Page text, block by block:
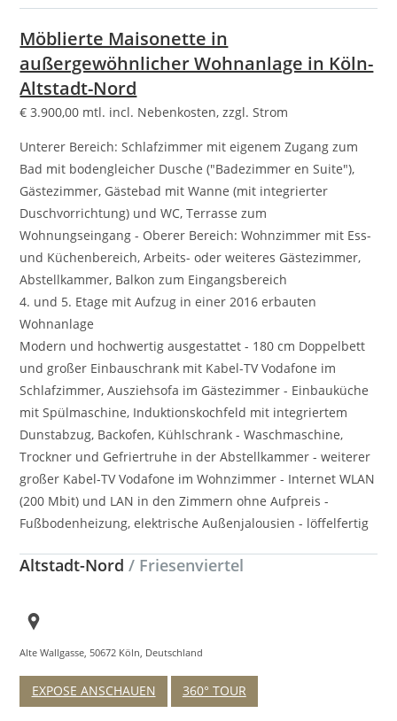
Möblierte Maisonette in
außergewöhnlicher Wohnanlage in Köln-
Altstadt-Nord
€3.900,00 mtl. incl. Nebenkosten, zzgl. Strom
Unterer Bereich: Schlafzimmer mit eigenem Zugang zum
Bad mit bodengleicher Dusche ("Badezimmer en Suite"),
Gästezimmer, Gästebad mit Wanne (mit integrierter
Duschvorrichtung) und WC, Terrasse zum
Wohnungseingang - Oberer Bereich: Wohnzimmer mit Ess-
und Küchenbereich, Arbeits- oder weiteres Gästezimmer,
Abstellkammer, Balkon zum Eingangsbereich
4. und 5. Etage mit Aufzug in einer 2016 erbauten
Wohnanlage
Modern und hochwertig ausgestattet - 180 cm Doppelbett
und großer Einbauschrank mit Kabel-TV Vodafone im
Schlafzimmer, Ausziehsofa im Gästezimmer - Einbauküche
mit Spülmaschine, Induktionskochfeld mit integriertem
Dunstabzug, Backofen, Kühlschrank - Waschmaschine,
Trockner und Gefriertruhe in der Abstellkammer - weiterer
großer Kabel-TV Vodafone im Wohnzimmer - Internet WLAN
(200 Mbit) und LAN in den Zimmern ohne Aufpreis -
Fußbodenheizung, elektrische Außenjalousien - löffelfertig
Altstadt-Nord/ Friesenviertel
Alte Wallgasse, 50672 Köln, Deutschland
EXPOSE ANSCHAUEN 360° TOUR